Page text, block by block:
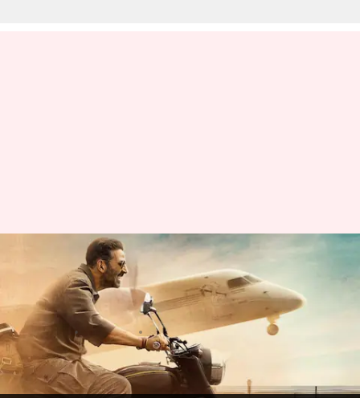
बॉक्स ऑफिस: अक्षय कुमार की
'सरफिरा' ने फिर पकड़ी रफ्तार,
जानिए 10वें दिन का कारोबार
लेखन दीक्षा शर्मा Jul 22, 2024 10:13 am
क्या है खबर?